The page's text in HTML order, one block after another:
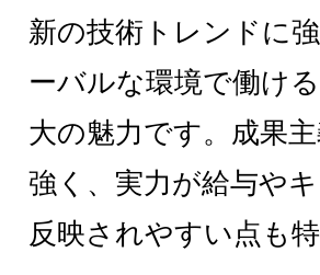
新の技術トレンドに
ーバルな環境で働け
大の魅力です。成果
強く、実力が給与や
反映されやすい点も特